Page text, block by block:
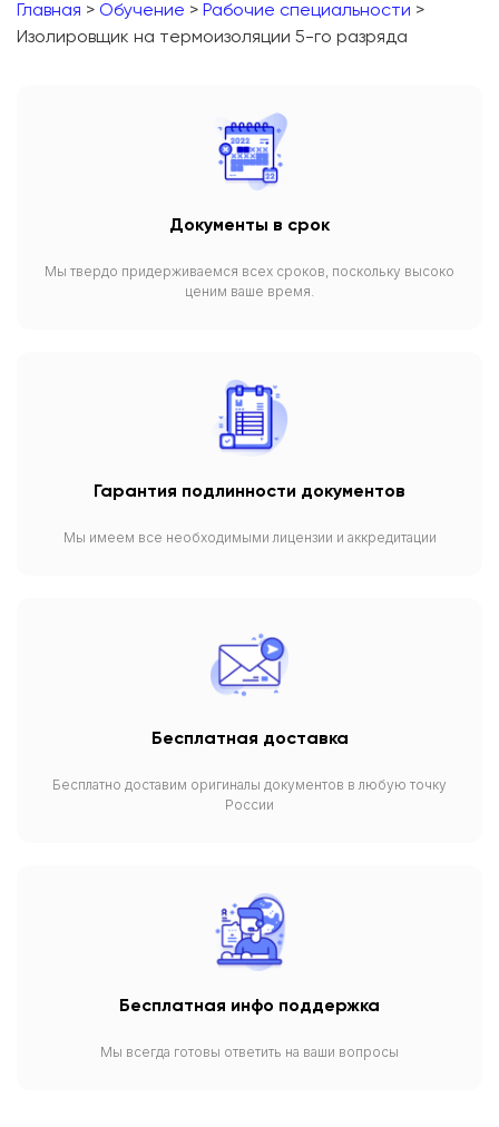
Главная > Обучение > Рабочие специальности >
Изолировщик на термоизоляции 5-го разряда
Документы в срок
Мы твердо придерживаемся всех сроков, поскольку высоко
ценим ваше время.
Гарантия подлинности документов
Мы имеем все необходимыми лицензии и аккредитации
Бесплатная доставка
Бесплатно доставим оригиналы документов в любую точку
России
Бесплатная инфо поддержка
Мы всегда готовы ответить на ваши вопросы